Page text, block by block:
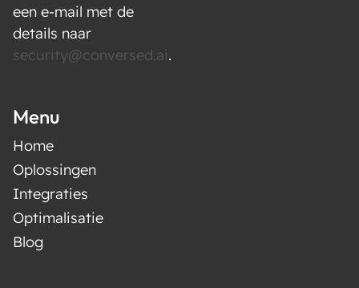
een e-mail met de
details naar
security@conversed.ai.
Menu
Home
Oplossingen
Integraties
Optimalisatie
Blog